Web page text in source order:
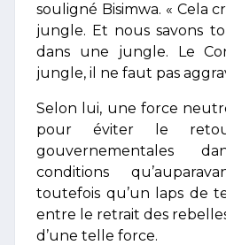
souligné Bisimwa. « Cela
jungle. Et nous savons
dans une jungle. Le
jungle, il ne faut pas
Selon lui, une force
pour éviter le
gouvernementales
conditions
toutefois qu’un laps de
entre le retrait des
d’une telle force.